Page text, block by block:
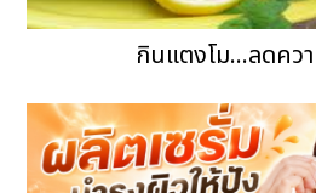
กินแตงโม...ลดคว